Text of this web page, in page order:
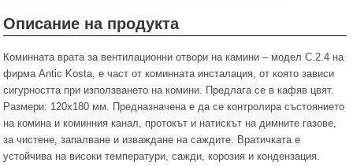
Описание на продукта
Коминната врата за вентилационни отвори на камини – модел C.2.4 на
фирма Antic Kosta, е част от коминната инсталация, от която зависи
сигурността при използването на комини. Предлага се в кафяв цвят.
Размери: 120x180 мм. Предназначена е да се контролира състоянието
на комина и коминния канал, протокът и натискът на димните газове,
за чистене, запалване и изваждане на саждите. Вратичката е
устойчива на високи температури, сажди, корозия и кондензация.